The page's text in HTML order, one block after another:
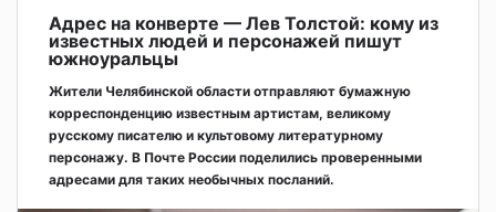
Адрес на конверте — Лев Толстой: кому из
известных людей и персонажей пишут
южноуральцы
Жители Челябинской области отправляют бумажную
корреспонденцию известным артистам, великому
русскому писателю и культовому литературному
персонажу. В Почте России поделились проверенными
адресами для таких необычных посланий.